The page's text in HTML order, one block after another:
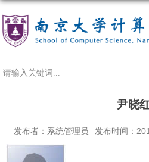
尹晓
发布者：系统管理员 发布时间：